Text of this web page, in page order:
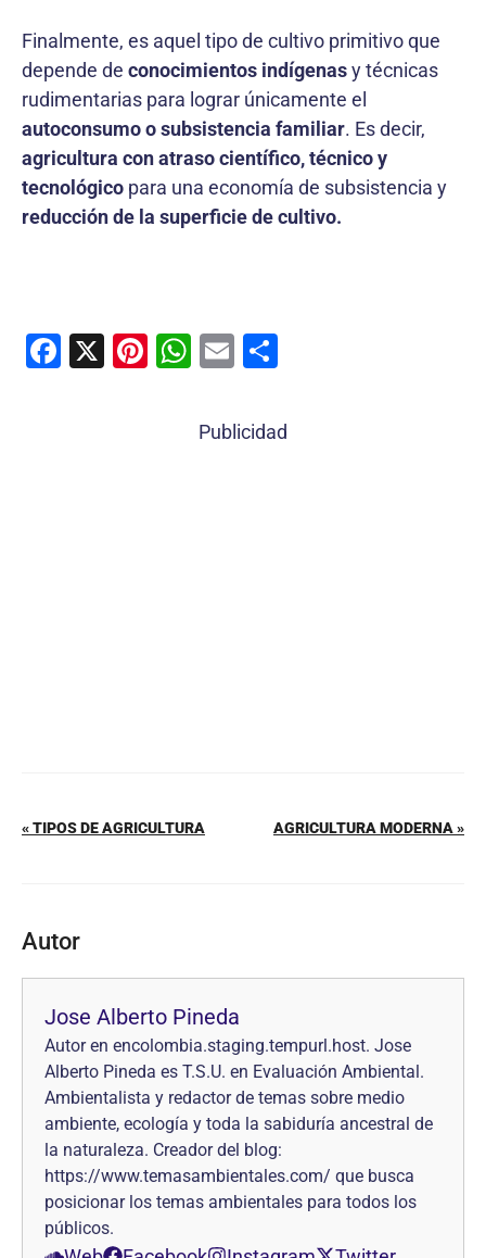
Finalmente, es aquel tipo de cultivo primitivo que
depende de conocimientos indígenasy técnicas
rudimentarias para lograr únicamente el
autoconsumo o subsistencia familiar. Es decir,
agricultura conatraso científico, técnico y
tecnológico para una economía de subsistencia y
reducción de la superficie de cultivo.
F
X
Pi W
at
E
ai m
Publicidad
« TIPOS DE AGRICULTURA AGRICULTURA MODERNA »
Autor
Jose Alberto Pineda
Autor en encolombia.staging.tempurl.host. Jose
Alberto Pineda es T.S.U. en Evaluación Ambiental.
Ambientalista y redactor de temas sobre medio
ambiente, ecología y toda la sabiduría ancestral de
la naturaleza. Creador del blog:
https://www.temasambientales.com/ que busca
posicionar los temas ambientales para todos los
públicos.